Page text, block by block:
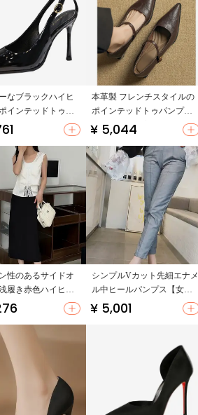
なブラックハイヒ
インテッドトゥ・
ル・アンクルスト
本革製 フレンチスタイルの
ポインテッドトゥパンプス
【春夏用・一字ベルト・太
ヒール・マリジェン】
¥ 5,044
性のあるサイドオ
履き赤色ハイヒー
入りソフトレザ
シンプルVカット先細エナメ
ル中ヒールパンプス【女性
用・オフィスシューズ・細
¥ 5,001